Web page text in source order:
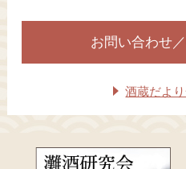
お問い合わせ
酒蔵だよ